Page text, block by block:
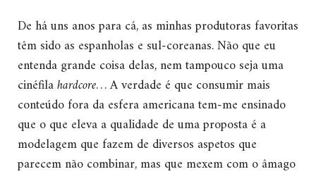
De há uns anos para cá, as minhas produtoras favoritas
têm sido as espanholas e sul-coreanas. Não que eu
entenda grande coisa delas, nem tampouco seja uma
cinéfilahardcore… A verdade é que consumir mais
conteúdo fora da esfera americana tem-me ensinado
que o que eleva a qualidade de uma proposta é a
modelagem que fazem de diversos aspetos que
parecem não combinar, mas que mexem com o âmago